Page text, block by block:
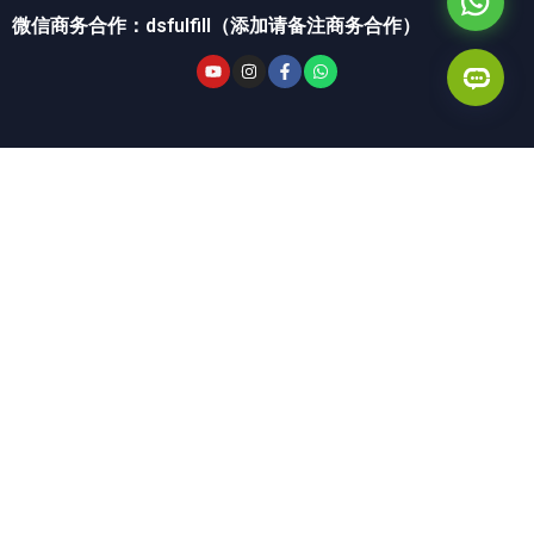
微信商务合作：dsfulfill（添加请备注商务合作）